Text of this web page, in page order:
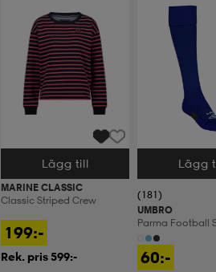
Välj storlek
Lägg till
MARINE CLASSIC
Classic Striped Crew
199:-
Rek. pris 599:-
Välj storlek
Lägg
(181)
UMBRO
Parma Football
60:-